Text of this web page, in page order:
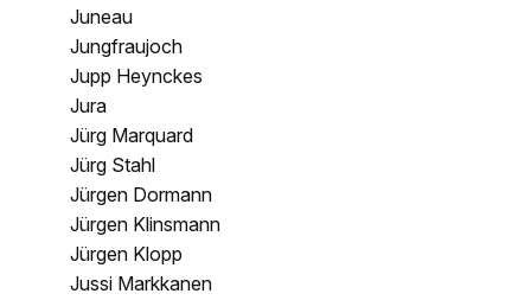
Juneau
Jungfraujoch
Jupp Heynckes
Jura
Jürg Marquard
Jürg Stahl
Jürgen Dormann
Jürgen Klinsmann
Jürgen Klopp
Jussi Markkanen